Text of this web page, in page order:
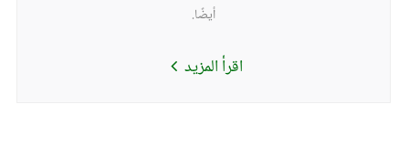
أيضًا.
اقرأ المزيد